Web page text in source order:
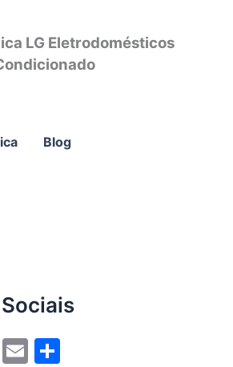
LG Eletrodomésticos
Blog
T
E